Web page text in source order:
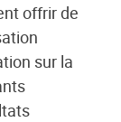
offrir de
sur la